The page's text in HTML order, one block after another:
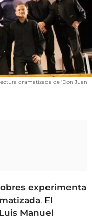
dramatizada de 'Don Juan
experimenta
. El
Luis Manuel